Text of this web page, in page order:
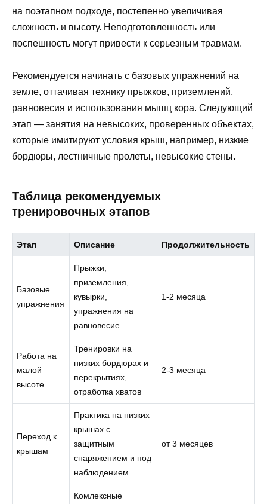
на поэтапном подходе, постепенно увеличивая
сложность и высоту. Неподготовленность или
поспешность могут привести к серьезным травмам.
Рекомендуется начинать с базовых упражнений на
земле, оттачивая технику прыжков, приземлений,
равновесия и использования мышц кора. Следующий
этап — занятия на невысоких, проверенных объектах,
которые имитируют условия крыш, например, низкие
бордюры, лестничные пролеты, невысокие стены.
Таблица рекомендуемых
тренировочных этапов
Этап Описание Продолжительность
Базовые
упражнения
Прыжки,
приземления,
кувырки,
упражнения на
равновесие
1-2 месяца
Работа на
малой
высоте
Тренировки на
низких бордюрах и
перекрытиях,
отработка хватов
2-3 месяца
Переход к
крышам
Практика на низких
крышах с
защитным
снаряжением и под
наблюдением
от 3 месяцев
Комлексные